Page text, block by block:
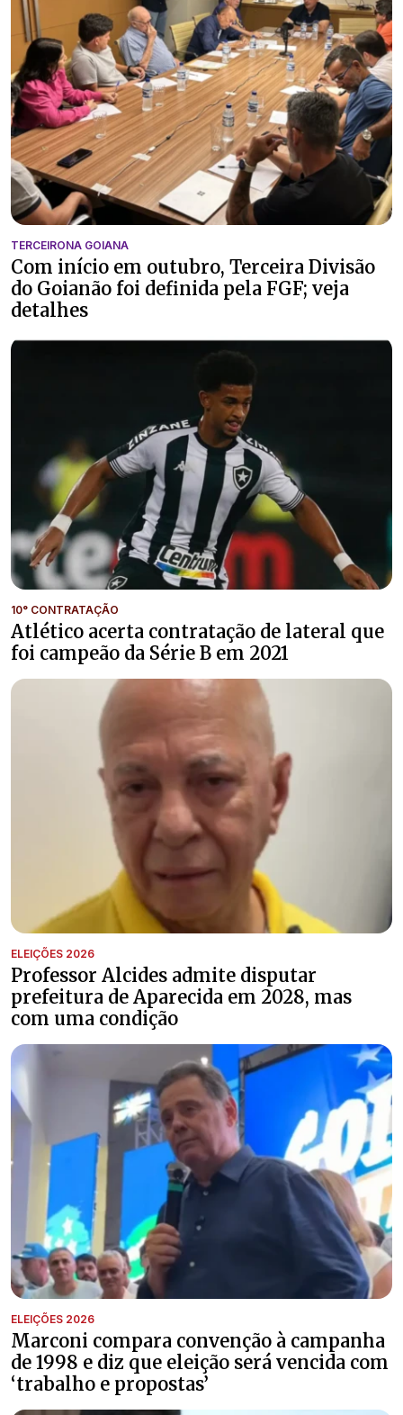
TERCEIRONA GOIANA
Com início em outubro, Terceira Divisão
do Goianão foi definida pela FGF; veja
detalhes
10° CONTRATAÇÃO
Atlético acerta contratação de lateral que
foi campeão da Série B em 2021
ELEIÇÕES 2026
Professor Alcides admite disputar
prefeitura de Aparecida em 2028, mas
com uma condição
ELEIÇÕES 2026
Marconi compara convenção à campanha
de 1998 e diz que eleição será vencida com
‘trabalho e propostas’